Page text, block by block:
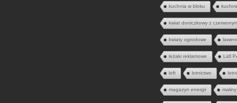
kuchnia w bloku
kwiat doniczkowy z
kwiaty ogrodowe
leżaki reklamowe Lidl
loft lotnictwo
magazyn energii maliny